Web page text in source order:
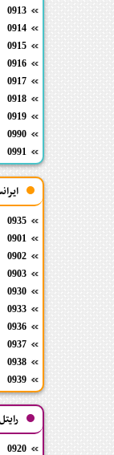
0913
0914
0915
0916
0917
0918
0919
0990
0991
0935
0901
0902
0903
0930
0933
0936
0937
0938
0939
رایتل
0920